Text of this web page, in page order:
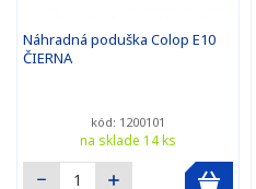
Náhradná poduška Colop E10
ČIERNA
kód: 1200101
na sklade 14 ks